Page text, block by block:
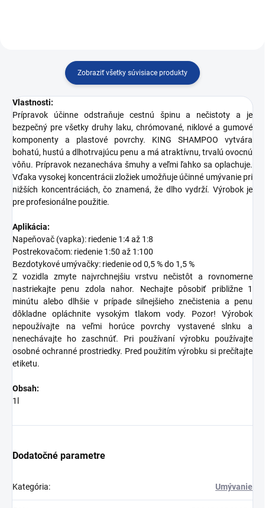
Zobraziť všetky súvisiace produkty
Vlastnosti:
Prípravok účinne odstraňuje cestnú špinu a nečistoty a je
bezpečný pre všetky druhy laku, chrómované, niklové a gumové
komponenty a plastové povrchy. KING SHAMPOO vytvára
bohatú, hustú a dlhotrvajúcu penu a má atraktívnu, trvalú ovocnú
vôňu. Prípravok nezanecháva šmuhy a veľmi ľahko sa oplachuje.
Vďaka vysokej koncentrácii zložiek umožňuje účinné umývanie pri
nižších koncentráciách, čo znamená, že dlho vydrží. Výrobok je
pre profesionálne použitie.
Aplikácia:
Napeňovač (vapka): riedenie 1:4 až 1:8
Postrekovačom: riedenie 1:50 až 1:100
Bezdotykové umývačky: riedenie od 0,5 % do 1,5 %
Z vozidla zmyte najvrchnejšiu vrstvu nečistôt a rovnomerne
nastriekajte penu zdola nahor. Nechajte pôsobiť približne 1
minútu alebo dlhšie v prípade silnejšieho znečistenia a penu
dôkladne opláchnite vysokým tlakom vody. Pozor! Výrobok
nepoužívajte na veľmi horúce povrchy vystavené slnku a
nenechávajte ho zaschnúť. Pri používaní výrobku používajte
osobné ochranné prostriedky. Pred použitím výrobku si prečítajte
etiketu.
Obsah:
1l
Dodatočné parametre
Kategória: Umývanie